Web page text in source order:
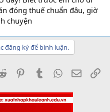
đóng thuế chuẩn đâu, giờ
chuyện
đăng ký để bình luận.
Reddit PinterestTumblrWhatsApp
Email